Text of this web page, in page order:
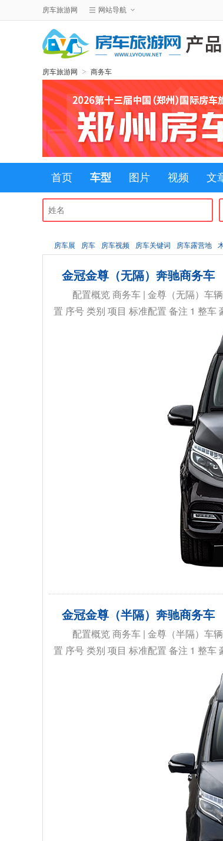
房车旅游网 网站导航
房车旅游网 > 商务车
首页 车型 图片 视频 文
房车展 房车 房车视频 房车关键词 房车露营地
金冠金尊（无隔）奔驰商务车
配置概览 商务车 | 金尊（无隔）车
置 序号 类别 项目 标准配置 备注 1 整车
金冠金尊（半隔）奔驰商务车
配置概览 商务车 | 金尊（半隔）车
置 序号 类别 项目 标准配置 备注 1 整